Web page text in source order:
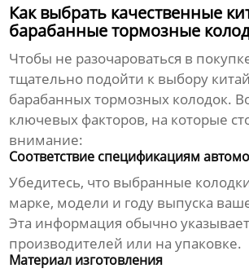
Как выбрать качественные
барабанные тормозные
Чтобы не разочароваться в
тщательно подойти к выбору
барабанных тормозных колодок.
ключевых факторов, на которые
внимание:
Соответствие спецификациям
Убедитесь, что выбранные
марке, модели и году выпуска
Эта информация обычно
производителей или на упаковке.
Материал изготовления